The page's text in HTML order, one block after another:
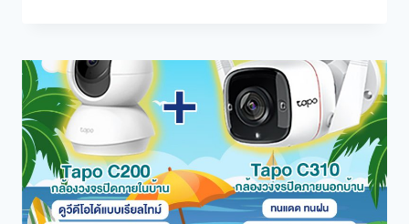
ภายใน-
ภายนอก
บ้าน
โม
ชั่น
สุด
คุ้ม